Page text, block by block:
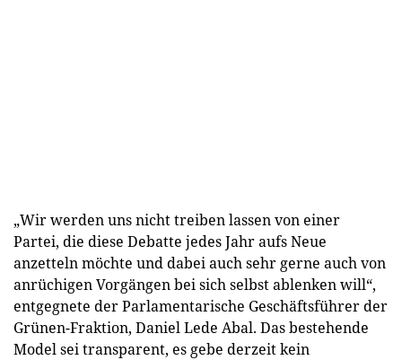
„Wir werden uns nicht treiben lassen von einer
Partei, die diese Debatte jedes Jahr aufs Neue
anzetteln möchte und dabei auch sehr gerne auch von
anrüchigen Vorgängen bei sich selbst ablenken will“,
entgegnete der Parlamentarische Geschäftsführer der
Grünen-Fraktion, Daniel Lede Abal. Das bestehende
Model sei transparent, es gebe derzeit kein